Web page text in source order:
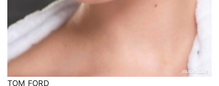
TOM FORD